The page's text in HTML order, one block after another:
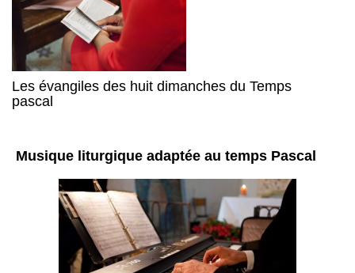
Les évangiles des huit dimanches du Temps
pascal
Musique liturgique adaptée au temps Pascal